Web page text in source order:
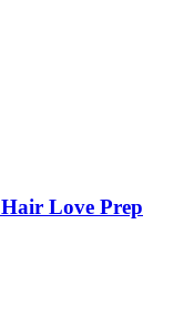
Hair Love Prep